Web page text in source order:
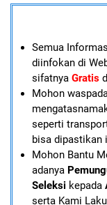
Semua
diinfokan di
sifatnya Gratis
Mohon
seperti
bisa dipastikan
Mohon Bantu
adanya
Seleksi kepada
serta Kami